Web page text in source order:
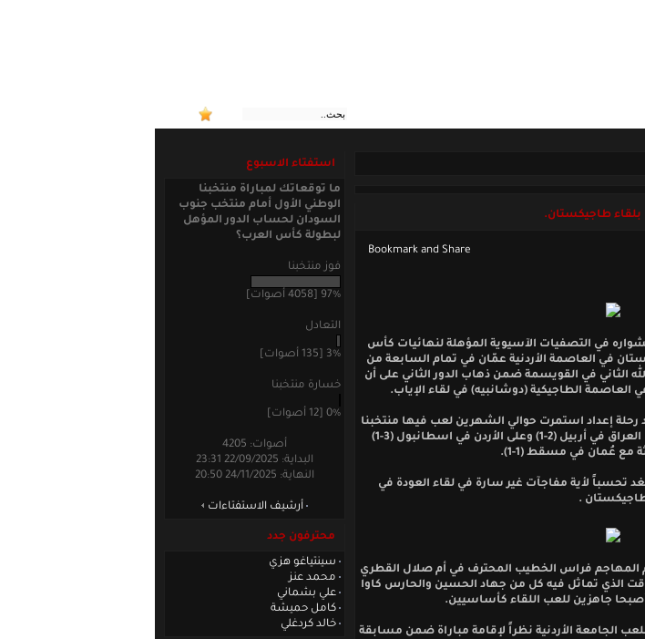
بلقاء طاجيكستان.
في التصفيات الآسيوية المؤهلة لنهائيات كأس
منتخب طاجيكستان في العاصمة الأردنية عمّان في تمام السابعة من
الثاني في القويسمة ضمن ذهاب الدور الثاني على أن
العاصمة الطاجيكية (دوشانبيه) في لقاء الإياب.
رحلة إعداد استمرت حوالي الشهرين لعب فيها منتخبنا
ثلاثة لقاءات ودية فاز في اثنتين منها على العراق في أربيل (2-1) وعلى الأردن في اسطانبول (3-1)
مع عُمان في مسقط (1-1).
تحسباً لأية مفاجآت غير سارة في لقاء العودة في
.
المهاجم فراس الخطيب المحترف في أم صلال القطري
الذي تماثل فيه كل من جهاد الحسين والحارس كاوا
جاهزين للعب اللقاء كأساسيين.
الجامعة الأردنية نظراً لإقامة مباراة ضمن مسابقة
استفتاء الاسبوع
ما توقعاتك لمباراة منتخبنا
الوطني الأول أمام منتخب جنوب
السودان لحساب الدور المؤهل
لبطولة كأس العرب؟
فوز منتخبنا
97% [4058 أصوات]
التعادل
3% [135 أصوات]
خسارة منتخبنا
0% [12 أصوات]
أصوات: 4205
البداية: 22/09/2025 23:31
النهاية: 24/11/2025 20:50
أرشيف الاستفتاءات
محترفون جدد
سينتياغو هزي
محمد عنز
علي بشماني
كامل حميشة
خالد كردغلي